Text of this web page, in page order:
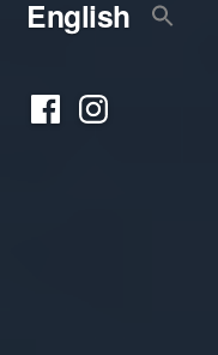
English
ФейсбукИнстаграм